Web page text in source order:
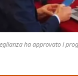
ha approvato i